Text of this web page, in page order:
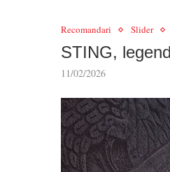
Recomandari Slider
STING,
11/02/2026